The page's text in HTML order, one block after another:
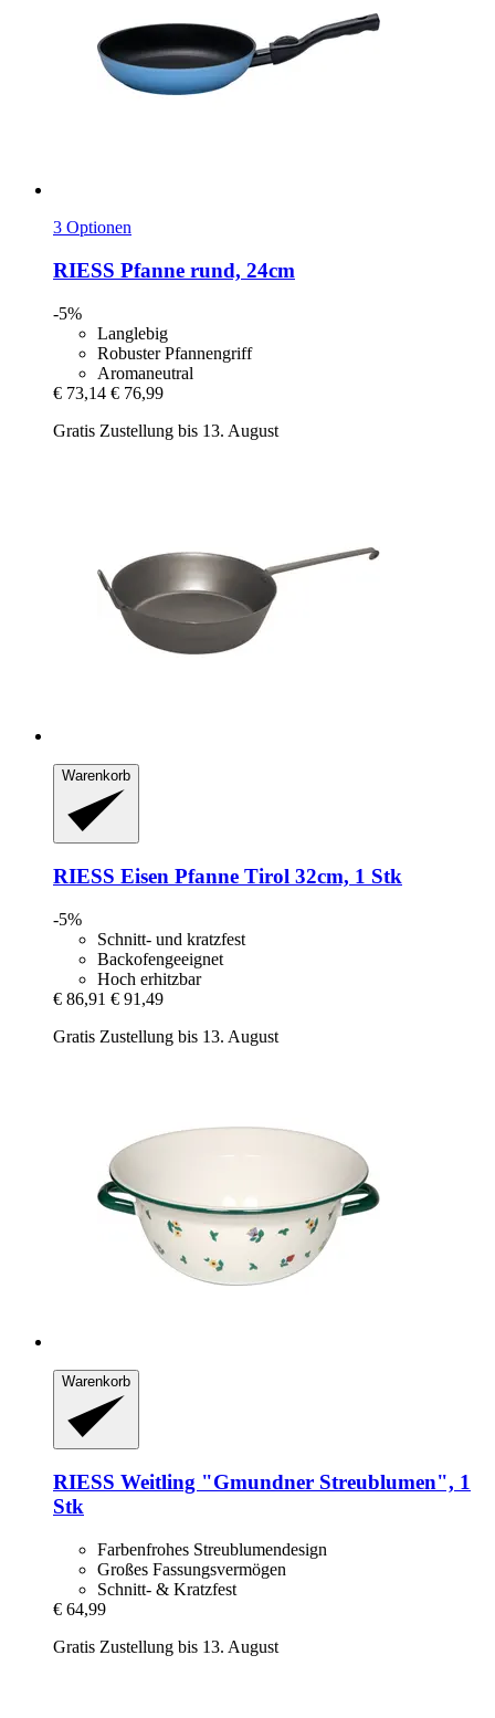
3 Optionen
RIESS Pfanne rund, 24cm
-5%
Langlebig
Robuster Pfannengriff
Aromaneutral
€ 73,14 € 76,99
Gratis Zustellung bis 13. August
Warenkorb
RIESS Eisen Pfanne Tirol 32cm, 1 Stk
-5%
Schnitt- und kratzfest
Backofengeeignet
Hoch erhitzbar
€ 86,91 € 91,49
Gratis Zustellung bis 13. August
Warenkorb
RIESS Weitling "Gmundner Streublumen", 1
Stk
Farbenfrohes Streublumendesign
Großes Fassungsvermögen
Schnitt- & Kratzfest
€ 64,99
Gratis Zustellung bis 13. August